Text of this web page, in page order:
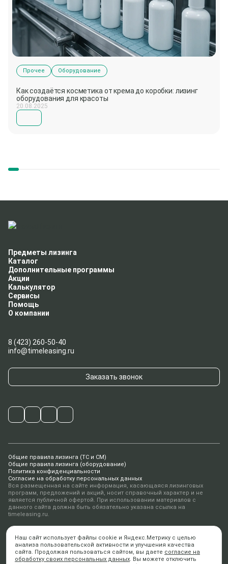
Прочее Оборудование
Как создаётся косметика от крема до коробки: лизинг
оборудования для красоты
20.08.2025
Предметы лизинга
Каталог
Дополнительные программы
Акции
Калькулятор
Сервисы
Помощь
О компании
8 (423) 260-50-40
info@timeleasing.ru
Заказать звонок
Общие правила лизинга (ТС и СМ)
Общие правила лизинга (оборудование)
Политика конфиденциальности
Согласие на обработку персональных данных
Вся размещенная на сайте информация, касающаяся лизинговых
программ, предложений и акций, носит справочный характер и не
является публичной офертой. При использовании материалов с
данного сайта должна быть обязательно указана ссылка на
timeleasing.ru.
Дизайн ANFALOVA.ART
Разработкаdigital-агентство AiR
Наш сайт использует файлы cookie и Яндекс.Метрику с целью
анализа пользовательской активности и улучшения качества
сайта. Продолжая пользоваться сайтом, вы даете согласие на
обработку своих персональных данных. Вы можете отключить